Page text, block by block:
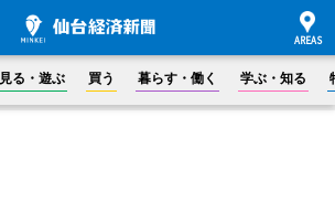
見る・遊ぶ 買う 暮らす・働く 学ぶ・知る